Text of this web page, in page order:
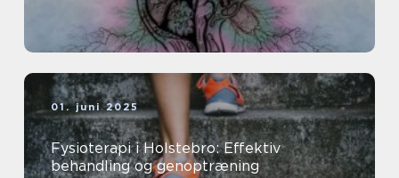
01. juni 2025
Fysioterapi i Holstebro: Effektiv
behandling og genoptræning